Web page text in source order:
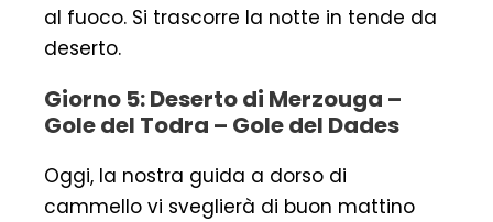
al fuoco. Si trascorre la notte in tende da
deserto.
Giorno 5: Deserto di Merzouga –
Gole del Todra – Gole del Dades
Oggi, la nostra guida a dorso di
cammello vi sveglierà di buon mattino